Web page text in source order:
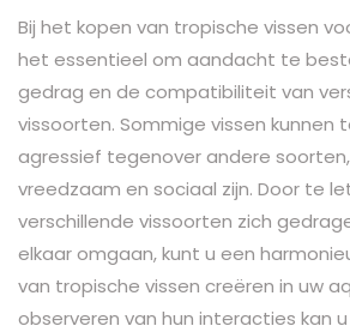
Bij het kopen van tropische vissen
het essentieel om aandacht te
gedrag en de compatibiliteit van
vissoorten. Sommige vissen kunnen
agressief tegenover andere
vreedzaam en sociaal zijn. Door te
verschillende vissoorten zich
elkaar omgaan, kunt u een
van tropische vissen creëren in uw
observeren van hun interacties kan